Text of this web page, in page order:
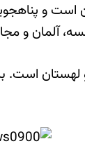
و
آلمان
است.